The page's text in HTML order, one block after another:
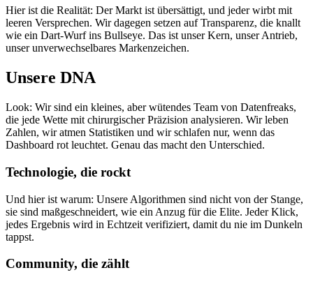
Hier ist die Realität: Der Markt ist übersättigt, und jeder wirbt mit
leeren Versprechen. Wir dagegen setzen auf Transparenz, die knallt
wie ein Dart-Wurf ins Bullseye. Das ist unser Kern, unser Antrieb,
unser unverwechselbares Markenzeichen.
Unsere DNA
Look: Wir sind ein kleines, aber wütendes Team von Datenfreaks,
die jede Wette mit chirurgischer Präzision analysieren. Wir leben
Zahlen, wir atmen Statistiken und wir schlafen nur, wenn das
Dashboard rot leuchtet. Genau das macht den Unterschied.
Technologie, die rockt
Und hier ist warum: Unsere Algorithmen sind nicht von der Stange,
sie sind maßgeschneidert, wie ein Anzug für die Elite. Jeder Klick,
jedes Ergebnis wird in Echtzeit verifiziert, damit du nie im Dunkeln
tappst.
Community, die zählt